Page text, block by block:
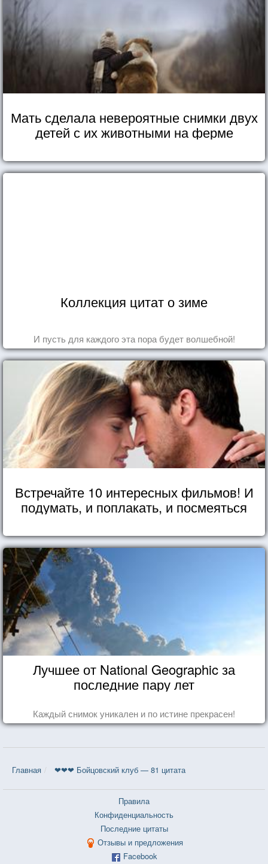
Мать сделала невероятные снимки двух
детей с их животными на ферме
Коллекция цитат о зиме
И пусть для каждого эта пора будет волшебной!
Встречайте 10 интересных фильмов! И
подумать, и поплакать, и посмеяться
Лучшее от National Geographic за
последние пару лет
Каждый снимок уникален и по истине прекрасен!
Главная ❤❤❤ Бойцовский клуб — 81 цитата
Правила
Конфиденциальность
Последние цитаты
Отзывы и предложения
Facebook